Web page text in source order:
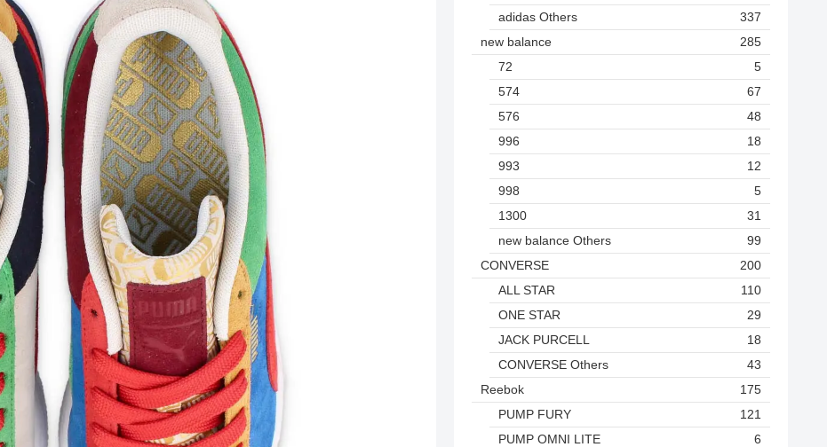
adidas Others
337
new balance
285
72
5
574
67
576
48
996
18
993
12
998
5
1300
31
new balance Others
99
CONVERSE
200
ALL STAR
110
ONE STAR
29
JACK PURCELL
18
CONVERSE Others
43
Reebok
175
PUMP FURY
121
PUMP OMNI LITE
6